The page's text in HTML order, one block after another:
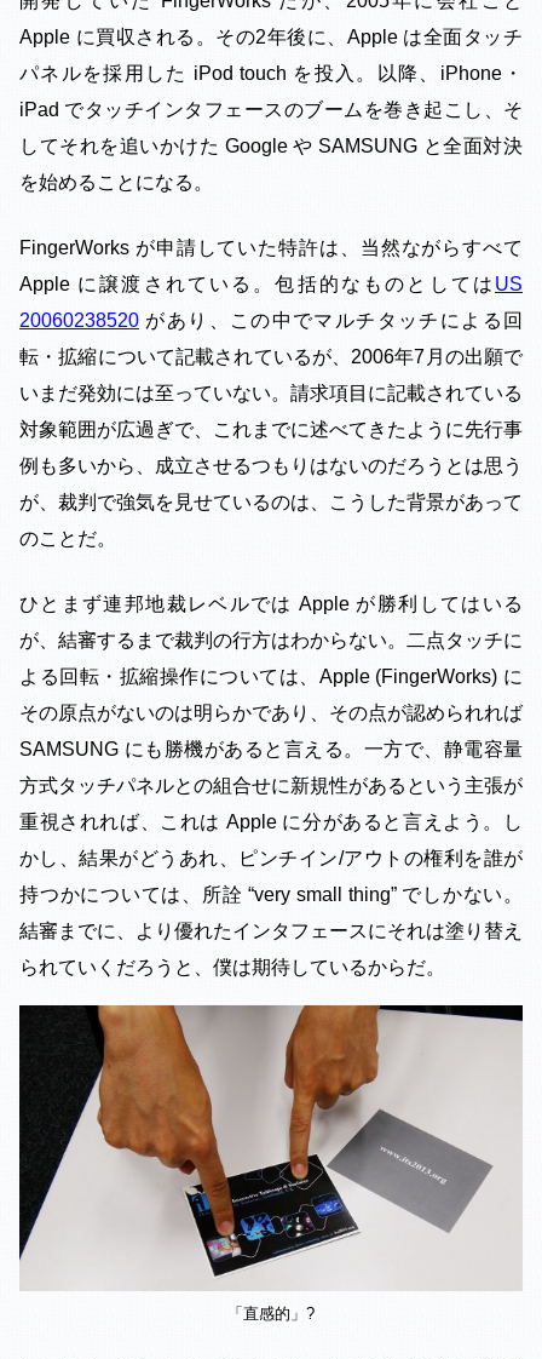
Apple に買収される。その2年後に、Apple は全面タッチ
パネルを採用した iPod touch を投入。以降、iPhone・
iPad でタッチインタフェースのブームを巻き起こし、そ
してそれを追いかけた Google や SAMSUNG と全面対決
を始めることになる。
FingerWorks が申請していた特許は、当然ながらすべて
Apple に譲渡されている。包括的なものとしては US
20060238520 があり、この中でマルチタッチによる回
転・拡縮について記載されているが、2006年7月の出願で
いまだ発効には至っていない。請求項目に記載されている
対象範囲が広過ぎで、これまでに述べてきたように先行事
例も多いから、成立させるつもりはないのだろうとは思う
が、裁判で強気を見せているのは、こうした背景があって
のことだ。
ひとまず連邦地裁レベルでは Apple が勝利してはいる
が、結審するまで裁判の行方はわからない。二点タッチに
よる回転・拡縮操作については、Apple (FingerWorks) に
その原点がないのは明らかであり、その点が認められれば
SAMSUNG にも勝機があると言える。一方で、静電容量
方式タッチパネルとの組合せに新規性があるという主張が
重視されれば、これは Apple に分があると言えよう。し
かし、結果がどうあれ、ピンチイン/アウトの権利を誰が
持つかについては、所詮 “very small thing” でしかない。
結審までに、より優れたインタフェースにそれは塗り替え
られていくだろうと、僕は期待しているからだ。
「直感的」?